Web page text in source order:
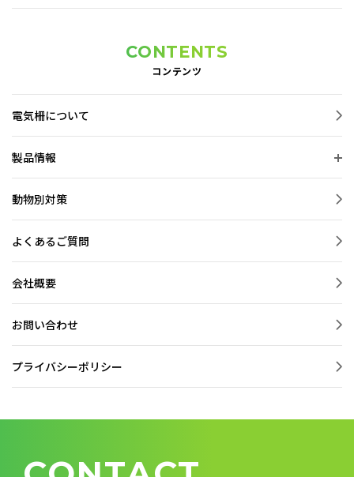
CONTENTS
コンテンツ
電気柵について
製品情報
動物別対策
よくあるご質問
会社概要
お問い合わせ
プライバシーポリシー